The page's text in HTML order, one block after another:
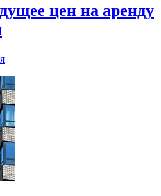
цен на аренду